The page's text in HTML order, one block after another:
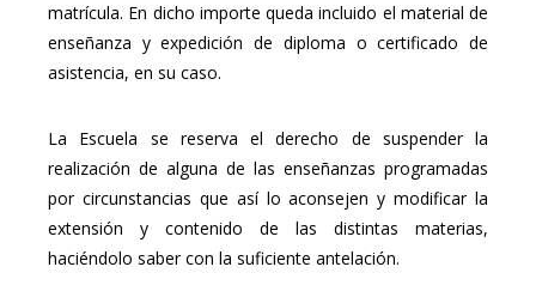
matrícula. En dicho importe queda incluido el material de
enseñanza y expedición de diploma o certificado de
asistencia, en su caso.
La Escuela se reserva el derecho de suspender la
realización de alguna de las enseñanzas programadas
por circunstancias que así lo aconsejen y modificar la
extensión y contenido de las distintas materias,
haciéndolo saber con la suficiente antelación.